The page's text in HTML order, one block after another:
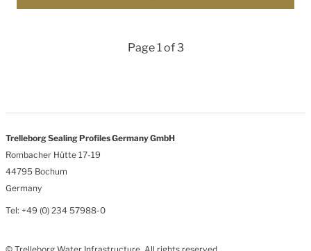
Page 1 of 3
Trelleborg Sealing Profiles Germany GmbH
Rombacher Hütte 17-19
44795 Bochum
Germany
Tel: +49 (0) 234 57988-0